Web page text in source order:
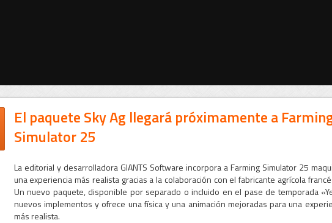
El paquete Sky Ag llegará próximamente a
Simulator 25
La editorial y desarrolladora GIANTS Software incorpora a Farming Simulator 25
una experiencia más realista gracias a la colaboración con el fabricante agrícola
Un nuevo paquete, disponible por separado o incluido en el pase de temporada
nuevos implementos y ofrece una física y una animación mejoradas para una
más realista.